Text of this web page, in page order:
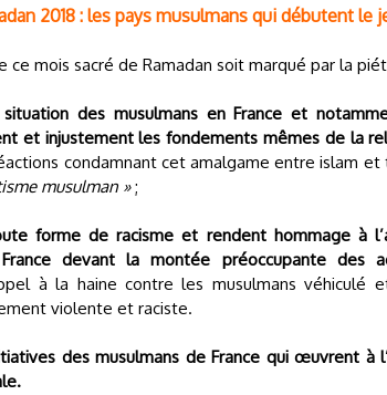
2018 : les pays musulmans qui débutent le
ce mois sacré de Ramadan soit marqué par la
des musulmans en France et
et injustement les fondements mêmes de la
condamnant cet amalgame entre islam
musulman »;
forme de racisme et rendent hommage à
devant la montée préoccupante des
à la haine contre les musulmans véhiculé
violente et raciste.
des musulmans de France qui œuvrent à